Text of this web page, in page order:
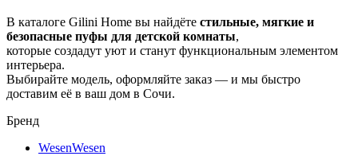
В каталоге Gilini Home вы найдёте стильные, мягкие и
безопасные пуфы для детской комнаты,
которые создадут уют и станут функциональным элементом
интерьера.
Выбирайте модель, оформляйте заказ — и мы быстро
доставим её в ваш дом в Сочи.
Бренд
WesenWesen